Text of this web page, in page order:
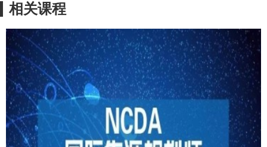
相关课程